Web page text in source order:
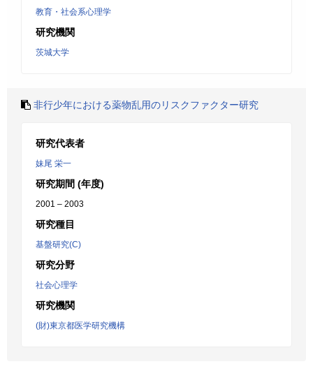
教育・社会系心理学
研究機関
茨城大学
非行少年における薬物乱用のリスクファクター研究
研究代表者
妹尾 栄一
研究期間 (年度)
2001 – 2003
研究種目
基盤研究(C)
研究分野
社会心理学
研究機関
(財)東京都医学研究機構